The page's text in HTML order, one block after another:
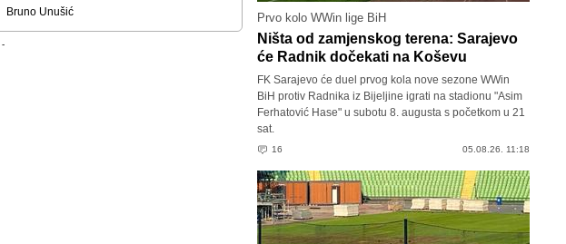
Bruno Unušić
-
Prvo kolo WWin lige BiH
Ništa od zamjenskog terena: Sarajevo
će Radnik dočekati na Koševu
FK Sarajevo će duel prvog kola nove sezone WWin
BiH protiv Radnika iz Bijeljine igrati na stadionu "Asim
Ferhatović Hase" u subotu 8. augusta s početkom u 21
sat.
16 05.08.26. 11:18